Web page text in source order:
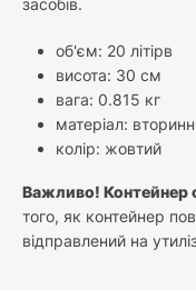
засобів.
об'єм: 20 літірв
висота: 30 см
вага: 0.815 кг
матеріал:
колір: жовтий
Важливо! Контейнер
того, як контейнер
відправлений на